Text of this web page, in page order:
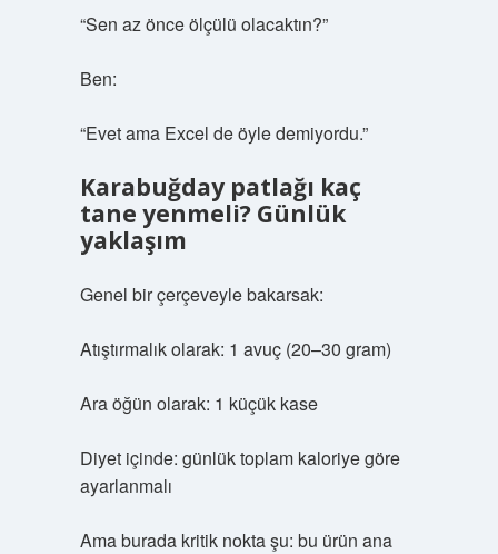
“Sen az önce ölçülü olacaktın?”
Ben:
“Evet ama Excel de öyle demiyordu.”
Karabuğday patlağı kaç
tane yenmeli? Günlük
yaklaşım
Genel bir çerçeveyle bakarsak:
Atıştırmalık olarak: 1 avuç (20–30 gram)
Ara öğün olarak: 1 küçük kase
Diyet içinde: günlük toplam kaloriye göre
ayarlanmalı
Ama burada kritik nokta şu: bu ürün ana